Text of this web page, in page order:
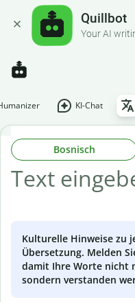
Quillbot
Your AI
KI-Chat
Bosnisch
Kulturelle Hinweise zu
Übersetzung. Melden
damit Ihre Worte nicht
sondern verstanden